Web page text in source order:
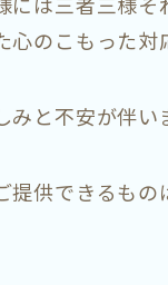
のこもった対
と不安が伴い
提供できるも